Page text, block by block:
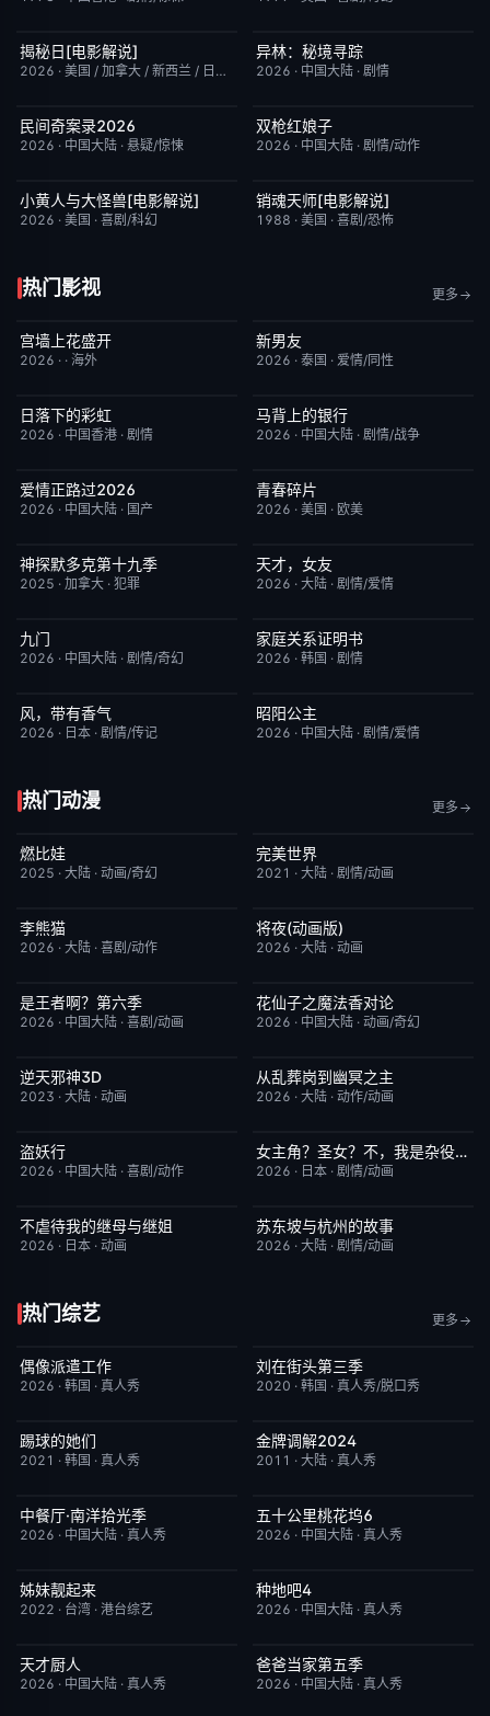
已完结
揭秘日[电影解说]
2026 · 美国 / 加拿大 / 新西兰 / 日本 剧情/科幻
今日更新
异林：秘境寻踪
2026 · 中国大陆 · 剧情
更新至下集
民间奇案录2026
2026 · 中国大陆 · 悬疑/惊悚
今日更新
双枪红娘子
2026 · 中国大陆 · 剧情/动作
已完结
小黄人与大怪兽[电影解说]
2026 · 美国 · 喜剧/科幻
已完结
销魂天师[电影解说]
1988 · 美国 · 喜剧/恐怖
热门影视 更多
更新至第4集
宫墙上花盛开
2026 · · 海外
更新至第01集
新男友
2026 · 泰国 · 爱情/同性
更新至第6集
日落下的彩虹
2026 · 中国香港 · 剧情
更新至第04集
马背上的银行
2026 · 中国大陆 · 剧情/战争
完结
爱情正路过2026
2026 · 中国大陆 · 国产
更新至第02集
青春碎片
2026 · 美国 · 欧美
更新至第07集
神探默多克第十九季
2025 · 加拿大 · 犯罪
更新至第14集
天才，女友
2026 · 大陆 · 剧情/爱情
更新至第16集
九门
2026 · 中国大陆 · 剧情/奇幻
更新至第23集
家庭关系证明书
2026 · 韩国 · 剧情
更新至第94集
风，带有香气
2026 · 日本 · 剧情/传记
更新至第18集
昭阳公主
2026 · 中国大陆 · 剧情/爱情
热门动漫 更多
HD国语
燃比娃
2025 · 大陆 · 动画/奇幻
更新至第281集
完美世界
2021 · 大陆 · 剧情/动画
更新至第4集
李熊猫
2026 · 大陆 · 喜剧/动作
更新至第17集
将夜(动画版)
2026 · 大陆 · 动画
更新至第4集
是王者啊？第六季
2026 · 中国大陆 · 喜剧/动画
更新至第20集
花仙子之魔法香对论
2026 · 中国大陆 · 动画/奇幻
更新至第49集
逆天邪神3D
2023 · 大陆 · 动画
更新至第12集
从乱葬岗到幽冥之主
2026 · 大陆 · 动作/动画
更新至第51集
盗妖行
2026 · 中国大陆 · 喜剧/动作
更新至第7集 10.0女主角？圣女？不，我是杂役女仆（自豪）
2026 · 日本 · 剧情/动画
更新至第05集
不虐待我的继母与继姐
2026 · 日本 · 动画
更新至第16集
苏东坡与杭州的故事
2026 · 大陆 · 剧情/动画
热门综艺 更多
已完结
偶像派遣工作
2026 · 韩国 · 真人秀
昨日更新
刘在街头第三季
2020 · 韩国 · 真人秀/脱口秀
今日更新
踢球的她们
2021 · 韩国 · 真人秀
昨日更新
金牌调解2024
2011 · 大陆 · 真人秀
今日更新
中餐厅·南洋拾光季
2026 · 中国大陆 · 真人秀
今日更新
五十公里桃花坞6
2026 · 中国大陆 · 真人秀
昨日更新
姊妹靓起来
2022 · 台湾 · 港台综艺
今日更新
种地吧4
2026 · 中国大陆 · 真人秀
今日更新
天才厨人
2026 · 中国大陆 · 真人秀
今日更新
爸爸当家第五季
2026 · 中国大陆 · 真人秀